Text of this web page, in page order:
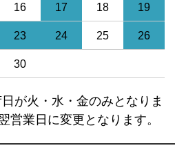
16 17 18 19
23 24 25 26
30
が火・水・金のみとなりま
業日に変更となります。